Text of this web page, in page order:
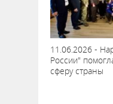
11.06.2026 -
России"
сферу страны